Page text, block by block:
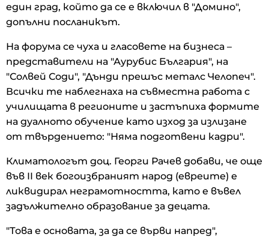
един град, който да се е включил в "Домино",
допълни посланикът.
На форума се чуха и гласовете на бизнеса –
представители на "Аурубис България", на
"Солвей Соди", "Дънди прешъс металс Челопеч".
Всички те наблегнаха на съвместна работа с
училищата в регионите и застъпиха формите
на дуалното обучение като изход за излизане
от твърдението: "Няма подготвени кадри".
Климатологът доц. Георги Рачев добави, че още
във II век богоизбраният народ (евреите) е
ликвидирал неграмотността, като е въвел
задължително образование за децата.
"Това е основата, за да се върви напред",